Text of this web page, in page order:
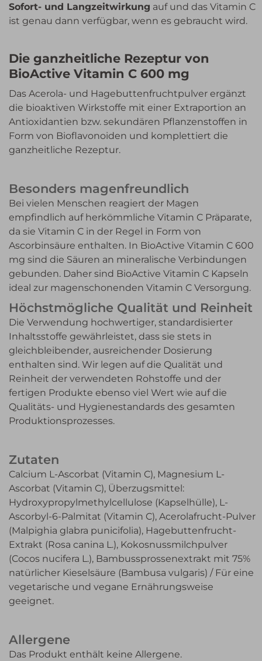
Sofort- und Langzeitwirkung auf und das Vitamin C
ist genau dann verfügbar, wenn es gebraucht wird.
Die ganzheitliche Rezeptur von
BioActive Vitamin C 600 mg
Das Acerola- und Hagebuttenfruchtpulver ergänzt
die bioaktiven Wirkstoffe mit einer Extraportion an
Antioxidantien bzw. sekundären Pflanzenstoffen in
Form von Bioflavonoiden und komplettiert die
ganzheitliche Rezeptur.
Besonders magenfreundlich
Bei vielen Menschen reagiert der Magen
empfindlich auf herkömmliche Vitamin C Präparate,
da sie Vitamin C in der Regel in Form von
Ascorbinsäure enthalten. In BioActive Vitamin C 600
mg sind die Säuren an mineralische Verbindungen
gebunden. Daher sind BioActive Vitamin C Kapseln
ideal zur magenschonenden Vitamin C Versorgung.
Höchstmögliche Qualität und Reinheit
Die Verwendung hochwertiger, standardisierter
Inhaltsstoffe gewährleistet, dass sie stets in
gleichbleibender, ausreichender Dosierung
enthalten sind. Wir legen auf die Qualität und
Reinheit der verwendeten Rohstoffe und der
fertigen Produkte ebenso viel Wert wie auf die
Qualitäts- und Hygienestandards des gesamten
Produktionsprozesses.
Zutaten
Calcium L-Ascorbat (Vitamin C), Magnesium L-
Ascorbat (Vitamin C), Überzugsmittel:
Hydroxypropylmethylcellulose (Kapselhülle), L-
Ascorbyl-6-Palmitat (Vitamin C), Acerolafrucht-Pulver
(Malpighia glabra punicifolia), Hagebuttenfrucht-
Extrakt (Rosa canina L.), Kokosnussmilchpulver
(Cocos nucifera L.), Bambussprossenextrakt mit 75%
natürlicher Kieselsäure (Bambusa vulgaris) / Für eine
vegetarische und vegane Ernährungsweise
geeignet.
Allergene
Das Produkt enthält keine Allergene.